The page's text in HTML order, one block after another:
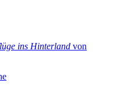
ins Hinterland von